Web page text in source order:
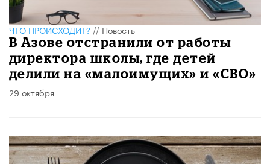
ЧТО ПРОИСХОДИТ?//Новость
В Азове отстранили от работы
директора школы, где детей
делили на «малоимущих» и «СВО»
29 октября